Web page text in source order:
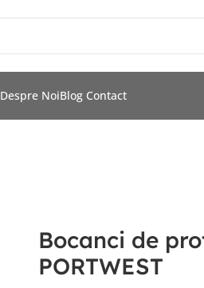
Despre NoiBlog Contact
Bocanci de
PORTWEST